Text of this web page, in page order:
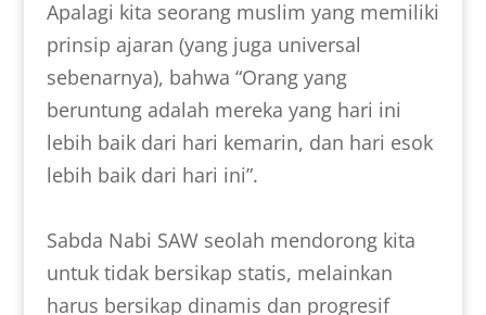
Apalagi kita seorang muslim yang memiliki
prinsip ajaran (yang juga universal
sebenarnya), bahwa “Orang yang
beruntung adalah mereka yang hari ini
lebih baik dari hari kemarin, dan hari esok
lebih baik dari hari ini”.
Sabda Nabi SAW seolah mendorong kita
untuk tidak bersikap statis, melainkan
harus bersikap dinamis dan progresif